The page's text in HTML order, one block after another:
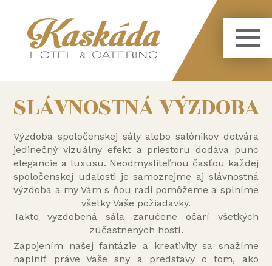
SLÁVNOSTNÁ VÝZDOBA
Výzdoba spoločenskej sály alebo salónikov dotvára
jedinečný vizuálny efekt a priestoru dodáva punc
elegancie a luxusu. Neodmysliteľnou časťou každej
spoločenskej udalosti je samozrejme aj slávnostná
výzdoba a my Vám s ňou radi pomôžeme a splníme
všetky Vaše požiadavky.
Takto vyzdobená sála zaručene očarí všetkých
zúčastnených hostí.
Zapojením našej fantázie a kreativity sa snažíme
naplniť práve Vaše sny a predstavy o tom, ako